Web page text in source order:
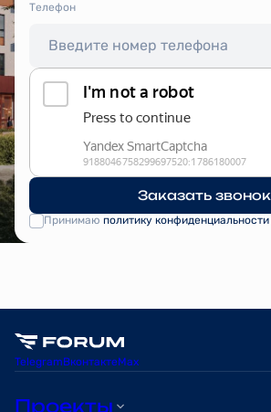
Tелефон
Заказать звонок
Принимаю политику конфиденциальности
TelegramВконтактеMax
Проекты